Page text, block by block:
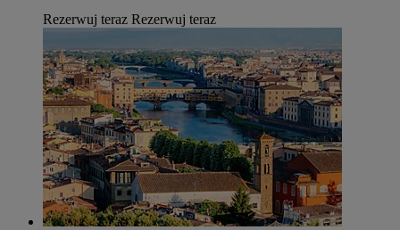
Rezerwuj teraz Rezerwuj teraz